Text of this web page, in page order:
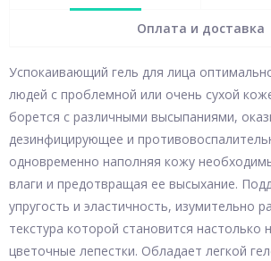
Оплата и доставка
Успокаивающий гель для лица
людей с проблемной или очень сухой
борется с различными высыпаниями,
дезинфицирующее и
одновременно наполняя кожу
влаги и предотвращая ее высыхание.
упругость и эластичность, изумительно
текстура которой становится настолько
цветочные лепестки. Обладает легкой